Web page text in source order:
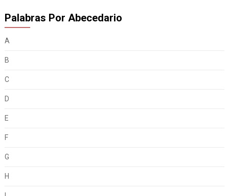
Palabras Por Abecedario
A
B
C
D
E
F
G
H